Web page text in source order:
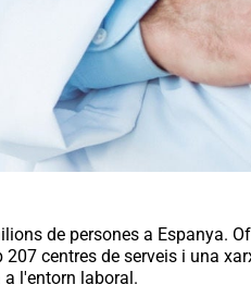
de persones a Espanya.
centres de serveis i una
l'entorn laboral.